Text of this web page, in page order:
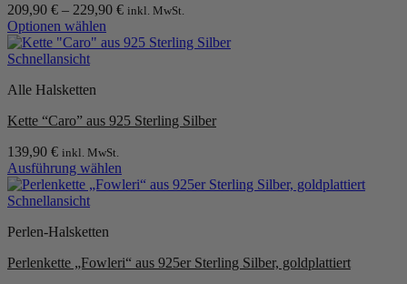
209,90 € – 229,90 € inkl. MwSt.
Optionen wählen
Dieses
Produkt
mehrere
auf.
Optionen
können
auf
der
gewählt
werden
Schnellansicht
Alle Halsketten
Kette “Caro” aus 925 Sterling Silber
139,90 € inkl. MwSt.
Ausführung wählen
Dieses
Produkt
mehrere
auf.
Schnellansicht
Perlen-Halsketten
Perlenkette „Fowleri“ aus 925er Sterling Silber, goldplattiert